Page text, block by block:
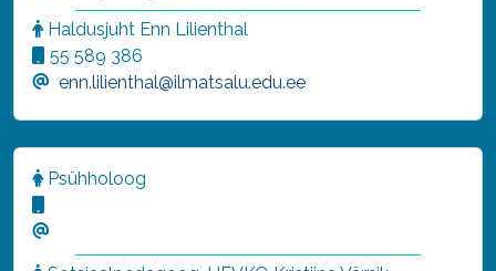
Haldusjuht Enn Lilienthal
55 589 386
enn.lilienthal@ilmatsalu.edu.ee
Psühholoog